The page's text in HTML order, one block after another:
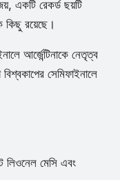
একটি রেকর্ড ছয়টি
রয়েছে।
আর্জেন্টিনাকে নেতৃত্ব
সেমিফাইনালে
লিওনেল মেসি এবং